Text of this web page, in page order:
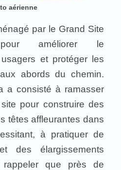
aérienne
par le Grand Site
pour améliorer le
et protéger les
abords du chemin.
a consisté à ramasser
pour construire des
têtes affleurantes dans
à pratiquer de
des élargissements
que près de